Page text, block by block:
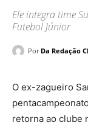
Ele integra time
Futebol Júnior
Por Da Redação
O ex-zagueiro
retorna ao clube